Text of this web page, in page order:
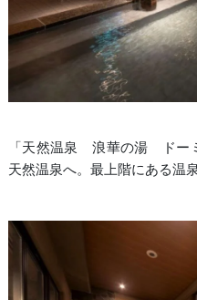
「天然温泉 浪華の湯 ドー
天然温泉へ。最上階にある温